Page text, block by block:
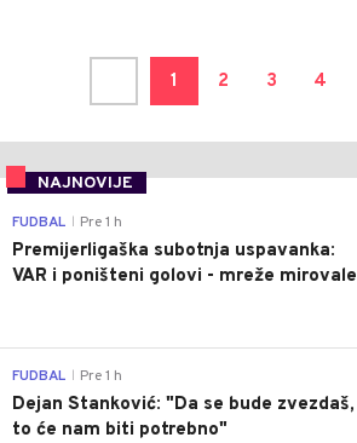
1 2 3 4
NAJNOVIJE
FUDBAL Pre 1 h
Premijerligaška subotnja uspavanka:
VAR i poništeni golovi - mreže mirovale
FUDBAL Pre 1 h
Dejan Stanković: "Da se bude zvezdaš,
to će nam biti potrebno"